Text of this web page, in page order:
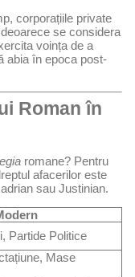
corporațiile private
se considera
voința de a
abia în epoca post-
Roman în
romane? Pentru
afacerilor este
sau Justinian.
Partide Politice
Mase